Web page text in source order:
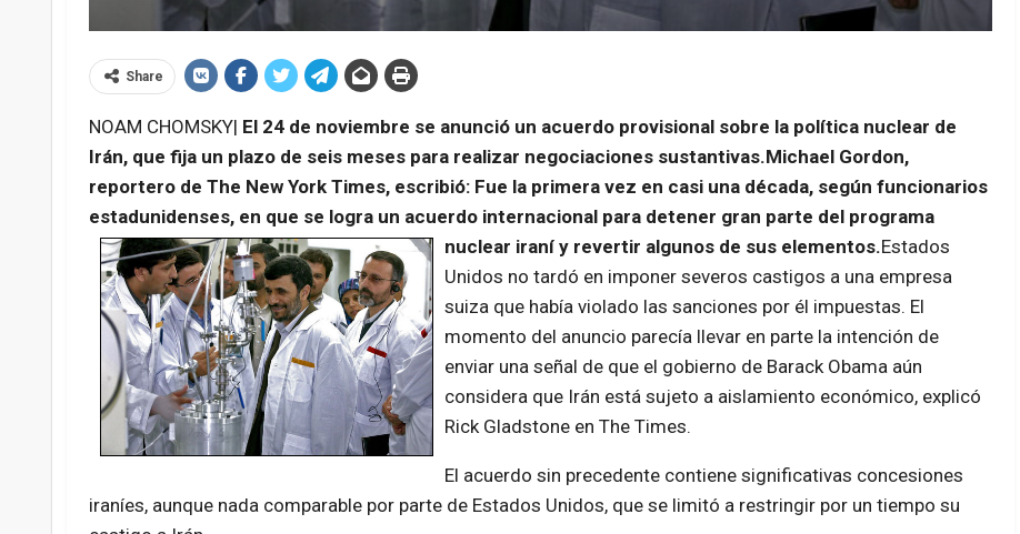
Share
NOAM CHOMSKY| El 24 de noviembre se anunció un acuerdo provisional sobre la política nuclear de
Irán, que fija un plazo de seis meses para realizar negociaciones sustantivas.Michael Gordon,
reportero de The New York Times, escribió: Fue la primera vez en casi una década, según funcionarios
estadunidenses, en que se logra un acuerdo internacional para detener gran parte del programa
nuclear iraní y revertir algunos de sus elementos.Estados
Unidos no tardó en imponer severos castigos a una empresa
suiza que había violado las sanciones por él impuestas. El
momento del anuncio parecía llevar en parte la intención de
enviar una señal de que el gobierno de Barack Obama aún
considera que Irán está sujeto a aislamiento económico, explicó
Rick Gladstone en The Times.
El acuerdo sin precedente contiene significativas concesiones
iraníes, aunque nada comparable por parte de Estados Unidos, que se limitó a restringir por un tiempo su